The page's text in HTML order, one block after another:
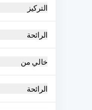
التركيز
الرائحة
خالي من
الرائحة